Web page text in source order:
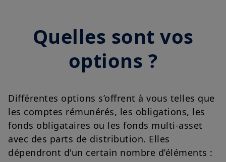
Quelles sont vos
options ?
Différentes options s’offrent à vous telles que
les comptes rémunérés, les obligations, les
fonds obligataires ou les fonds multi-asset
avec des parts de distribution. Elles
dépendront d'un certain nombre d’éléments :